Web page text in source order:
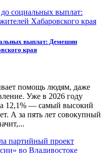
выплат: Демешин
края
помощь людям, даже
Уже в 2026 году
12,1% — самый высокий
А за пять лет совокупный